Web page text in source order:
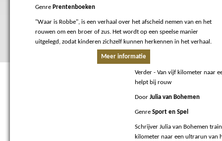
Genre Prentenboeken
"Waar is Robbe", is een verhaal over het afscheid nemen van en het
rouwen om een broer of zus. Het wordt op een speelse manier
uitgelegd, zodat kinderen zichzelf kunnen herkennen in het verhaal.
Meer informatie
Verder - Van vijf kilometer naar
helpt bij rouw
Door Julia van Bohemen
Genre Sport en Spel
Schrijver Julia van Bohemen
kilometer naar een ultrarun van